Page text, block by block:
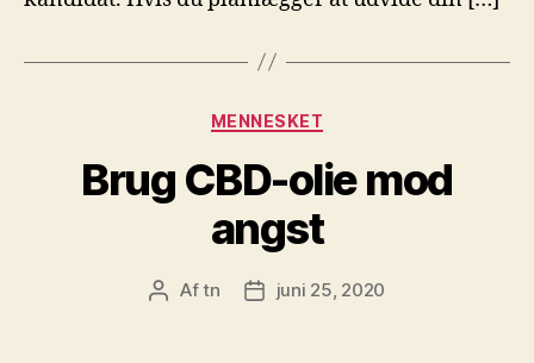
Kategorier
MENNESKET
Brug CBD-olie mod
angst
Indlægsforfatter
Aftn Indlægsdato
juni 25, 2020